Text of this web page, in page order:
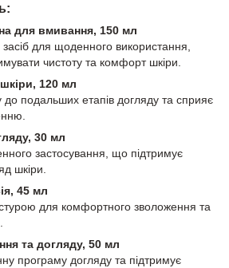
для вмивання, 150 мл
для щоденного використання,
чистоту та комфорт шкіри.
120 мл
до подальших етапів догляду та сприяє
30 мл
застосування, що підтримує
шкіри.
45 мл
для комфортного зволоження та
та догляду, 50 мл
програму догляду та підтримує